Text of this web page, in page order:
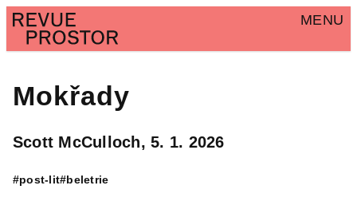
MENU
Mokřady
Scott McCulloch,5. 1. 2026
#post-lit#beletrie